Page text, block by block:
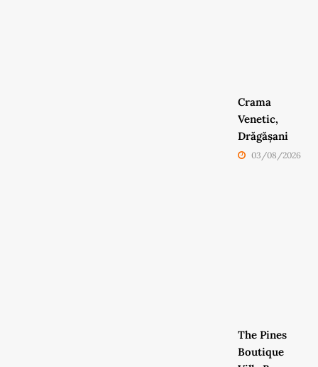
Crama
Venetic,
Drăgășani
03/08/2026
The Pines
Boutique